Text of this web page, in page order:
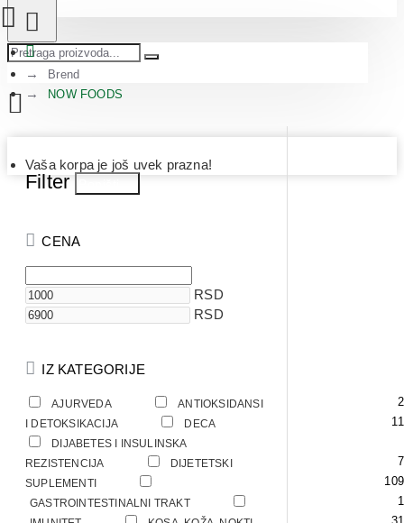
Vaša korpa je još uvek prazna!
Brend
NOW FOODS
Filter
CENA
RSD
RSD
IZ KATEGORIJE
AJURVEDA 2
ANTIOKSIDANSI
I DETOKSIKACIJA
14
DECA 1
DIJABETES I INSULINSKA
REZISTENCIJA
7
DIJETETSKI
SUPLEMENTI
109
GASTROINTESTINALNI TRAKT 1